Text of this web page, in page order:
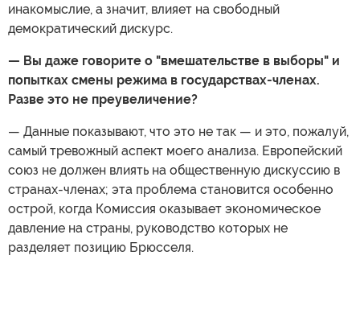
инакомыслие, а значит, влияет на свободный
демократический дискурс.
— Вы даже говорите о "вмешательстве в выборы" и
попытках смены режима в государствах-членах.
Разве это не преувеличение?
— Данные показывают, что это не так — и это, пожалуй,
самый тревожный аспект моего анализа. Европейский
союз не должен влиять на общественную дискуссию в
странах-членах; эта проблема становится особенно
острой, когда Комиссия оказывает экономическое
давление на страны, руководство которых не
разделяет позицию Брюсселя.